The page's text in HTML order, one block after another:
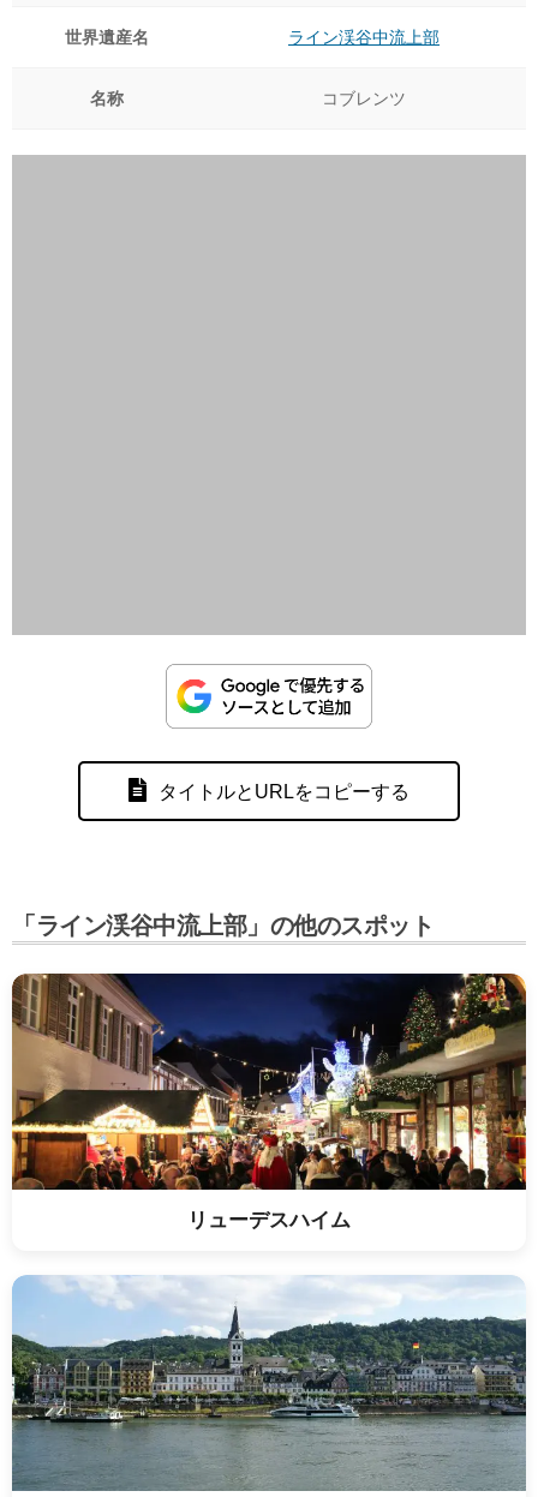
世界遺産名 ライン渓谷中流上部
名称 コブレンツ
タイトルとURLをコピーする
「ライン渓谷中流上部」の他のスポット
リューデスハイム